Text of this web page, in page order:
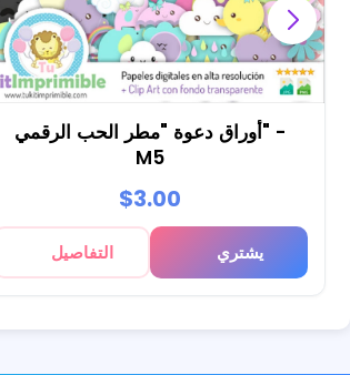
أوراق دعوة "مطر الحب الرقمي" -
M5
$3.00
التفاصيل يشتري